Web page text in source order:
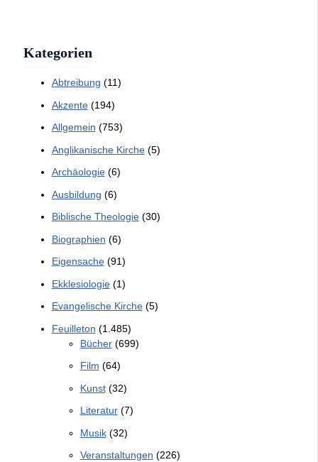
Kategorien
Abtreibung (11)
Akzente(194)
Allgemein (753)
Anglikanische Kirche(5)
Archäologie(6)
Ausbildung (6)
Biblische Theologie(30)
Biographien (6)
Eigensache(91)
Ekklesiologie(1)
Evangelische Kirche(5)
Feuilleton (1.485)
Bücher(699)
Film (64)
Kunst(32)
Literatur(7)
Musik(32)
Veranstaltungen (226)